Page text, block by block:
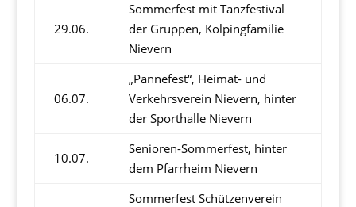
29.06.
Sommerfest mit Tanzfestival
der Gruppen, Kolpingfamilie
Nievern
06.07.
„Pannefest“, Heimat- und
Verkehrsverein Nievern, hinter
der Sporthalle Nievern
10.07.
Senioren-Sommerfest, hinter
dem Pfarrheim Nievern
Sommerfest Schützenverein